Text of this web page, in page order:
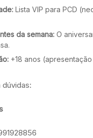
Lista VIP para PCD
da semana: O
+18 anos
dúvidas: